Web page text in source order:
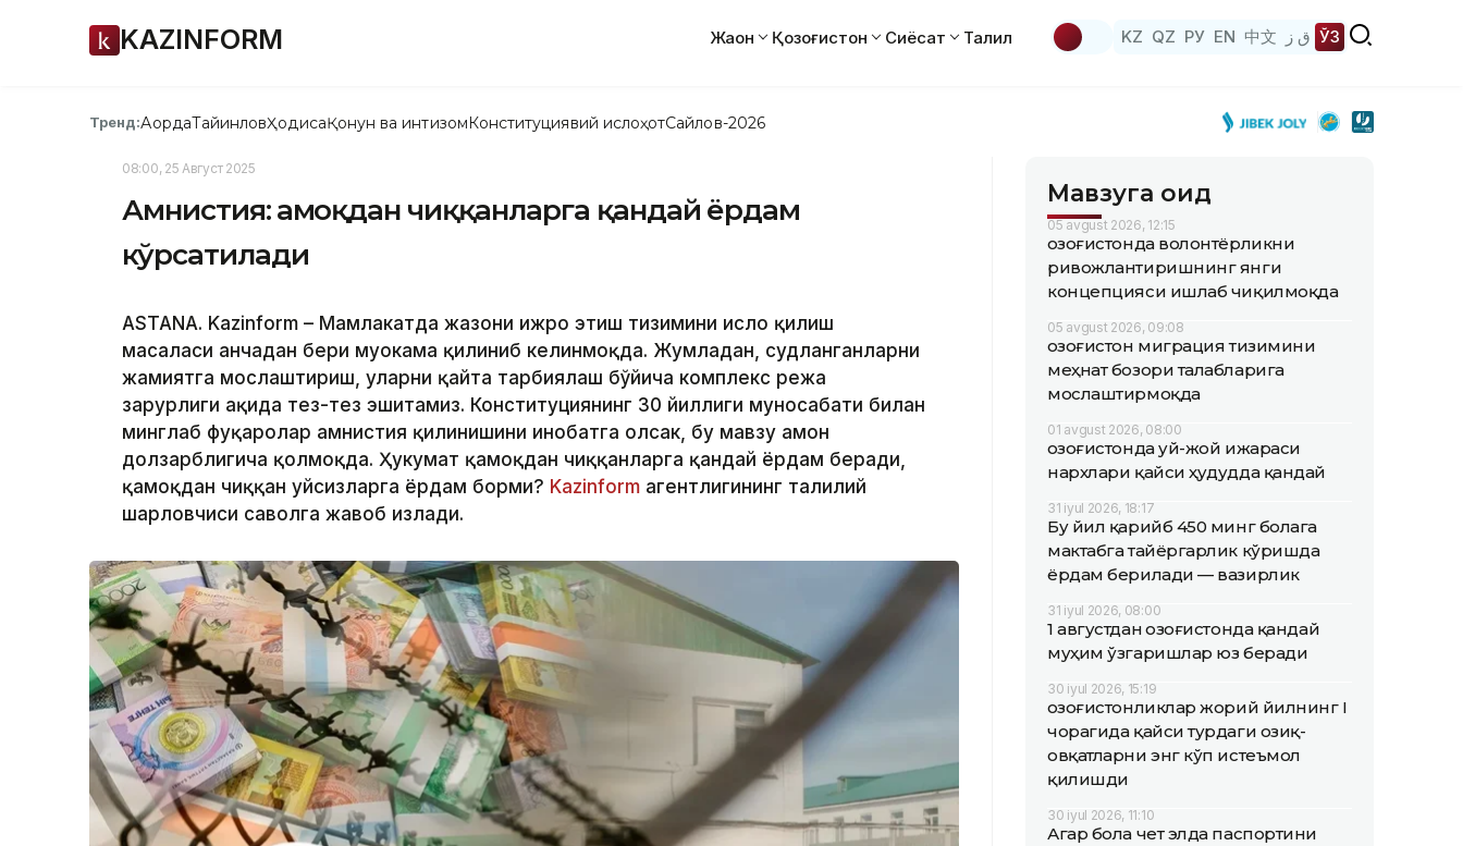
KAZINFORM Жаҳон Қозоғистон Сиёсат Таҳлил KZ QZ РУ EN 中文 ق ز ЎЗ
Тренд:АқордаТайинловҲодисаҚонун ва интизомКонституциявий ислоҳотСайлов-2026
08:00, 25 Август 2025
Амнистия: Қамоқдан чиққанларга қандай ёрдам
кўрсатилади
ASTANА. Kazinform – Мамлакатда жазони ижро этиш тизимини ислоҳ қилиш
масаласи анчадан бери муҳокама қилиниб келинмоқда. Жумладан, судланганларни
жамиятга мослаштириш, уларни қайта тарбиялаш бўйича комплекс режа
зарурлиги ҳақида тез-тез эшитамиз. Конституциянинг 30 йиллиги муносабати билан
минглаб фуқаролар амнистия қилинишини инобатга олсак, бу мавзу ҳамон
долзарблигича қолмоқда. Ҳукумат қамоқдан чиққанларга қандай ёрдам беради,
қамоқдан чиққан уйсизларга ёрдам борми? Kazinform агентлигининг таҳлилий
шарҳловчиси саволга жавоб излади.
Мавзуга оид
05 avgust 2026, 12:15
Қозоғистонда волонтёрликни
ривожлантиришнинг янги
концепцияси ишлаб чиқилмоқда
05 avgust 2026, 09:08
Қозоғистон миграция тизимини
меҳнат бозори талабларига
мослаштирмоқда
01 avgust 2026, 08:00
Қозоғистонда уй-жой ижараси
нархлари қайси ҳудудда қандай
31 iyul 2026, 18:17
Бу йил қарийб 450 минг болага
мактабга тайёргарлик кўришда
ёрдам берилади — вазирлик
31 iyul 2026, 08:00
1 августдан Қозоғистонда қандай
муҳим ўзгаришлар юз беради
30 iyul 2026, 15:19
Қозоғистонликлар жорий йилнинг I
чорагида қайси турдаги озиқ-
овқатларни энг кўп истеъмол
қилишди
30 iyul 2026, 11:10
Агар бола чет элда паспортини